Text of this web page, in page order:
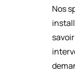
Nos